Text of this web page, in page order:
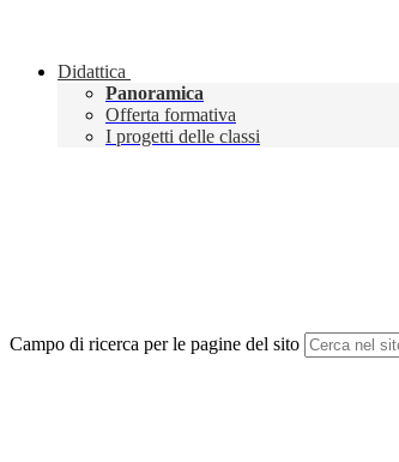
Didattica
Panoramica
Offerta formativa
I progetti delle classi
Campo di ricerca per le pagine del sito